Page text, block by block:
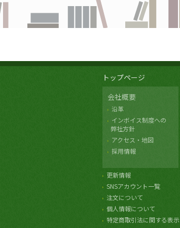
トップページ
会社概要
沿革
インボイス制度への
弊社方針
アクセス・地図
採用情報
更新情報
SNSアカウント一覧
注文について
個人情報について
特定商取引法に関する表示